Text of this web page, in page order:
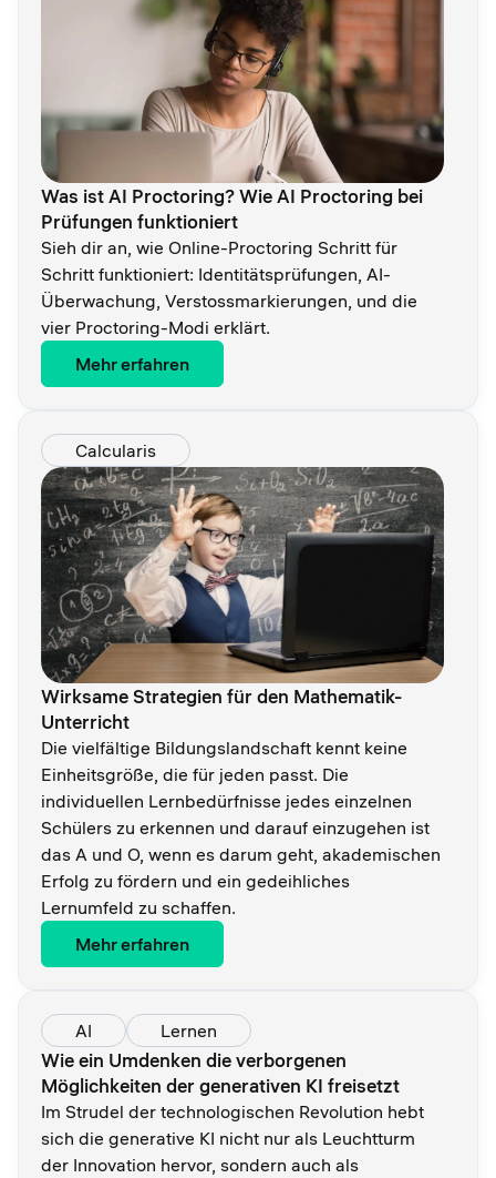
Was ist AI Proctoring? Wie AI Proctoring bei
Prüfungen funktioniert
Sieh dir an, wie Online-Proctoring Schritt für
Schritt funktioniert: Identitätsprüfungen, AI-
Überwachung, Verstossmarkierungen, und die
vier Proctoring-Modi erklärt.
Mehr erfahren
Calcularis
Wirksame Strategien für den Mathematik-
Unterricht
Die vielfältige Bildungslandschaft kennt keine
Einheitsgröße, die für jeden passt. Die
individuellen Lernbedürfnisse jedes einzelnen
Schülers zu erkennen und darauf einzugehen ist
das A und O, wenn es darum geht, akademischen
Erfolg zu fördern und ein gedeihliches
Lernumfeld zu schaffen.
Mehr erfahren
AI Lernen
Wie ein Umdenken die verborgenen
Möglichkeiten der generativen KI freisetzt
Im Strudel der technologischen Revolution hebt
sich die generative KI nicht nur als Leuchtturm
der Innovation hervor, sondern auch als